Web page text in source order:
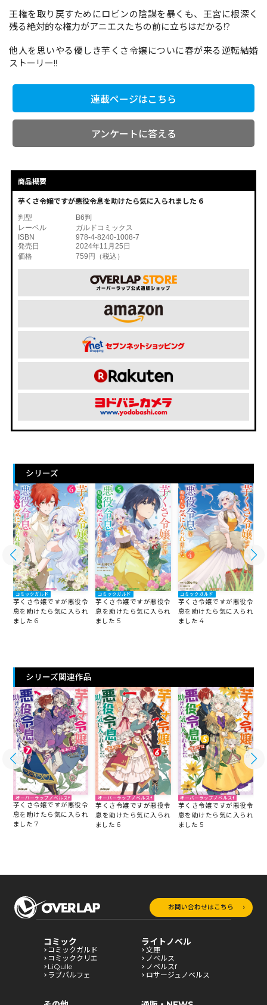
王権を取り戻すためにロビンの陰謀を暴くも、王宮に根深く
残る絶対的な権力がアニエスたちの前に立ちはだかる!?
他人を思いやる優しき芋くさ令嬢についに春が来る逆転結婚
ストーリー!!
連載ページはこちら
アンケートに答える
商品概要
芋くさ令嬢ですが悪役令息を助けたら気に入られました 6
判型
B6判
レーベル
ガルドコミックス
ISBN
978-4-8240-1008-7
発売日
2024年11月25日
価格
759円（税込）
シリーズ
コミックガルド
芋くさ令嬢ですが悪役令
息を助けたら気に入られ
ました 6
コミックガルド
芋くさ令嬢ですが悪役令
息を助けたら気に入られ
ました 5
コミックガルド
芋くさ令嬢ですが悪役令
息を助けたら気に入られ
ました 4
シリーズ関連作品
オーバーラップノベルスf
芋くさ令嬢ですが悪役令
息を助けたら気に入られ
ました 7
オーバーラップノベルスf
芋くさ令嬢ですが悪役令
息を助けたら気に入られ
ました 6
オーバーラップノベルスf
芋くさ令嬢ですが悪役令
息を助けたら気に入られ
ました 5
お問い合わせはこちら
コミック
コミックガルド
コミッククリエ
LiQulle
ラブパルフェ
ライトノベル
文庫
ノベルス
ノベルスf
ロサージュノベルス